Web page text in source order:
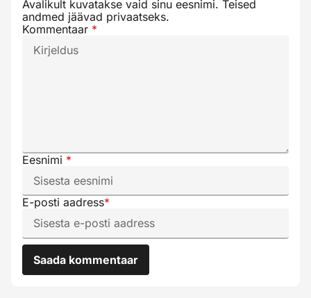
Avalikult kuvatakse vaid sinu eesnimi. Teised
andmed jäävad privaatseks.
Kommentaar *
Eesnimi *
E-posti aadress*
Saada kommentaar